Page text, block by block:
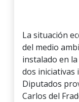
La situación
del medio
instalado en
dos iniciativas
Diputados
Carlos del